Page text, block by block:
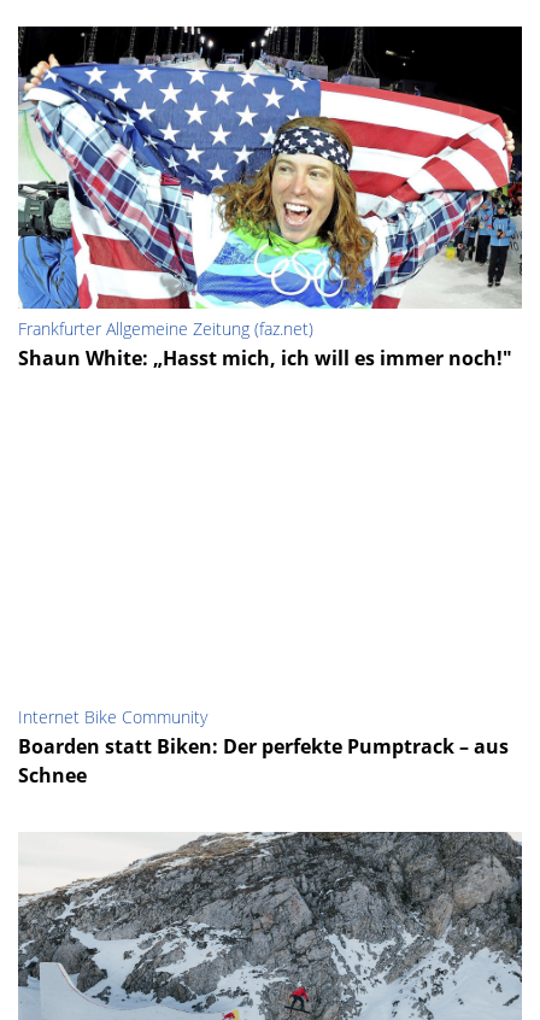
Frankfurter Allgemeine Zeitung (faz.net)
Shaun White: „Hasst mich, ich will es immer noch!"
Internet Bike Community
Boarden statt Biken: Der perfekte Pumptrack – aus
Schnee